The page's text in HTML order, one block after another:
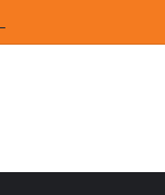
de la UDLAP